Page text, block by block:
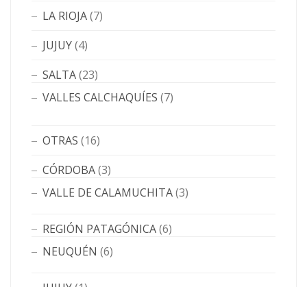
LA RIOJA(7)
JUJUY(4)
SALTA(23)
VALLES CALCHAQUÍES (7)
OTRAS (16)
CÓRDOBA(3)
VALLE DE CALAMUCHITA(3)
REGIÓN PATAGÓNICA(6)
NEUQUÉN (6)